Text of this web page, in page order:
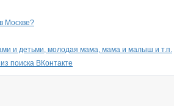
Москве?
и детьми, молодая мама, мама и малыш и т.п.
поиска ВКонтакте